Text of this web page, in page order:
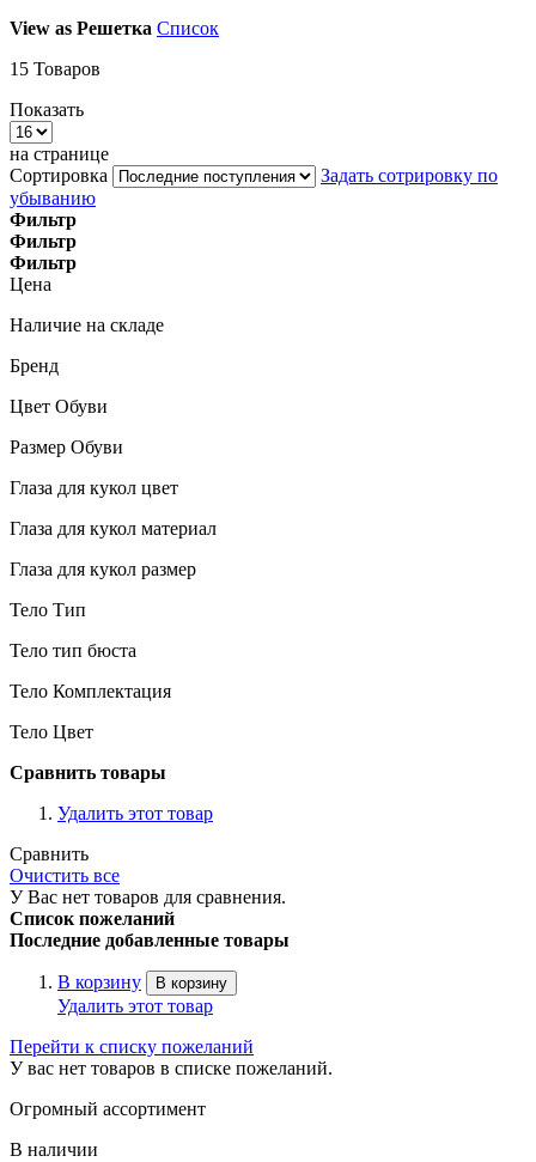
View as Решетка Список
15 Товаров
Показать
на странице
Сортировка
Задать сотрировку по
убыванию
Фильтр
Фильтр
Фильтр
Цена
Наличие на складе
Бренд
Цвет Обуви
Размер Обуви
Глаза для кукол цвет
Глаза для кукол материал
Глаза для кукол размер
Тело Тип
Тело тип бюста
Тело Комплектация
Тело Цвет
Сравнить товары
Удалить этот товар
Сравнить
Очистить все
У Вас нет товаров для сравнения.
Список пожеланий
Последние добавленные товары
В корзину В корзину
Удалить этот товар
Перейти к списку пожеланий
У вас нет товаров в списке пожеланий.
Огромный ассортимент
В наличии